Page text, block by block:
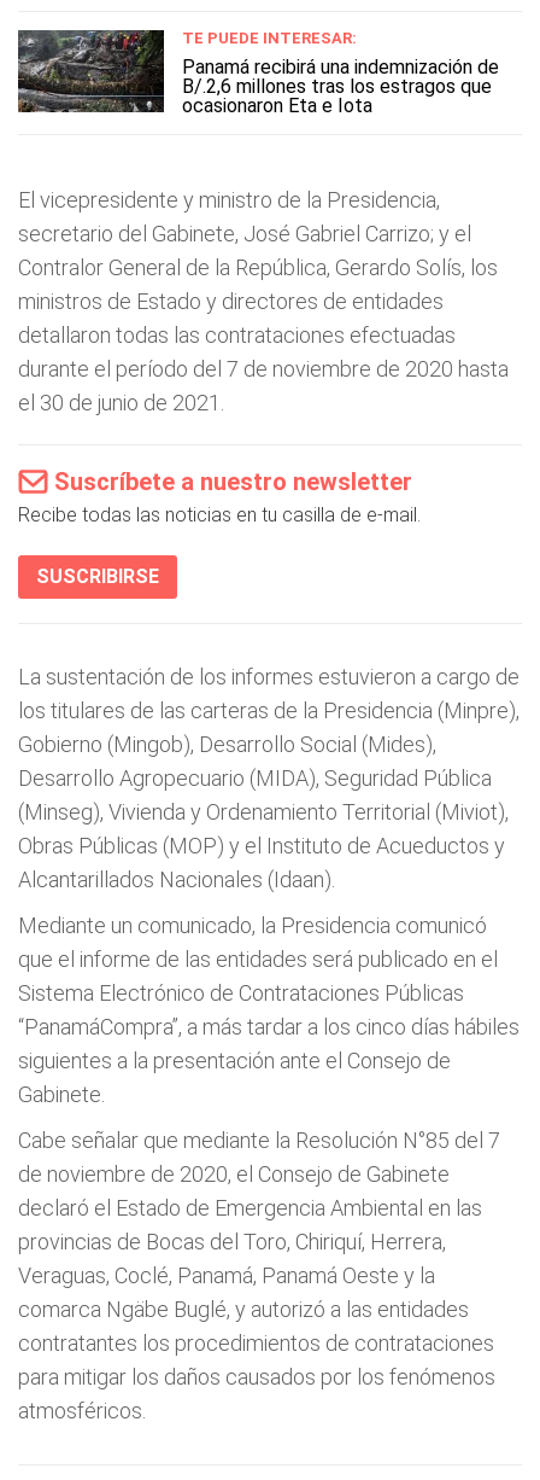
TE PUEDE INTERESAR:
Panamá recibirá una indemnización de
B/.2,6 millones tras los estragos que
ocasionaron Eta e Iota
El vicepresidente y ministro de la Presidencia,
secretario del Gabinete, José Gabriel Carrizo; y el
Contralor General de la República, Gerardo Solís, los
ministros de Estado y directores de entidades
detallaron todas las contrataciones efectuadas
durante el período del 7 de noviembre de 2020 hasta
el 30 de junio de 2021.
Suscríbete a nuestro newsletter
Recibe todas las noticias en tu casilla de e-mail.
SUSCRIBIRSE
La sustentación de los informes estuvieron a cargo de
los titulares de las carteras de la Presidencia (Minpre),
Gobierno (Mingob), Desarrollo Social (Mides),
Desarrollo Agropecuario (MIDA), Seguridad Pública
(Minseg), Vivienda y Ordenamiento Territorial (Miviot),
Obras Públicas (MOP) y el Instituto de Acueductos y
Alcantarillados Nacionales (Idaan).
Mediante un comunicado, la Presidencia comunicó
que el informe de las entidades será publicado en el
Sistema Electrónico de Contrataciones Públicas
“PanamáCompra”, a más tardar a los cinco días hábiles
siguientes a la presentación ante el Consejo de
Gabinete.
Cabe señalar que mediante la Resolución N°85 del 7
de noviembre de 2020, el Consejo de Gabinete
declaró el Estado de Emergencia Ambiental en las
provincias de Bocas del Toro, Chiriquí, Herrera,
Veraguas, Coclé, Panamá, Panamá Oeste y la
comarca Ngäbe Buglé, y autorizó a las entidades
contratantes los procedimientos de contrataciones
para mitigar los daños causados por los fenómenos
atmosféricos.